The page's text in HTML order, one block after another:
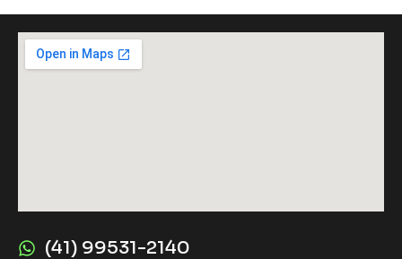
(41) 99531-2140